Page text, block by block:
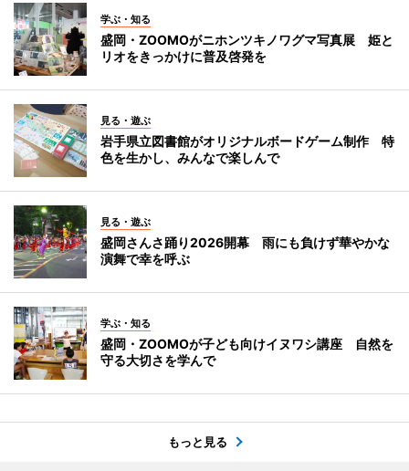
学ぶ・知る
盛岡・ZOOMOがニホンツキノワグマ写真展 姫と
リオをきっかけに普及啓発を
見る・遊ぶ
岩手県立図書館がオリジナルボードゲーム制作 特
色を生かし、みんなで楽しんで
見る・遊ぶ
盛岡さんさ踊り2026開幕 雨にも負けず華やかな
演舞で幸を呼ぶ
学ぶ・知る
盛岡・ZOOMOが子ども向けイヌワシ講座 自然を
守る大切さを学んで
もっと見る